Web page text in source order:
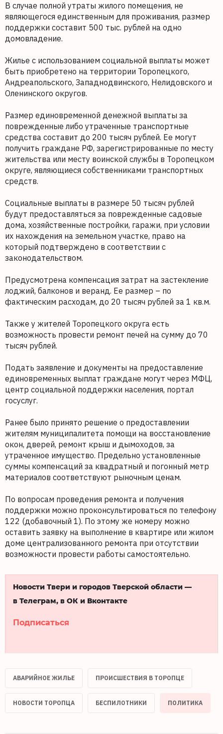
В случае полной утраты жилого помещения, не
являющегося единственным для проживания, размер
поддержки составит 500 тыс. рублей на одно
домовладение.
Жилье с использованием социальной выплаты может
быть приобретено на территории Торопецкого,
Андреапольского, Западнодвинского, Нелидовского и
Оленинского округов.
Размер единовременной денежной выплаты за
поврежденные либо утраченные транспортные
средства составит до 200 тысяч рублей. Ее могут
получить граждане РФ, зарегистрированные по месту
жительства или месту воинской службы в Торопецком
округе, являющиеся собственниками транспортных
средств.
Социальные выплаты в размере 50 тысяч рублей
будут предоставляться за поврежденные садовые
дома, хозяйственные постройки, гаражи, при условии
их нахождения на земельном участке, право на
который подтверждено в соответствии с
законодательством.
Предусмотрена компенсация затрат на застекление
лоджий, балконов и веранд. Ее размер – по
фактическим расходам, до 20 тысяч рублей за 1 кв.м.
Также у жителей Торопецкого округа есть
возможность провести ремонт печей на сумму до 70
тысяч рублей.
Подать заявление и документы на предоставление
единовременных выплат граждане могут через МФЦ,
центр социальной поддержки населения, портал
госуслуг.
Ранее было принято решение о предоставлении
жителям муниципалитета помощи на восстановление
окон, дверей, ремонт крыш и дымоходов, за
утраченное имущество. Предельно установленные
суммы компенсаций за квадратный и погонный метр
материалов соответствуют рыночным ценам.
По вопросам проведения ремонта и получения
поддержки можно проконсультироваться по телефону
122 (добавочный 1). По этому же номеру можно
оставить заявку на выполнение в квартире или жилом
доме централизованного ремонта при отсутствии
возможности провести работы самостоятельно.
Новости Твери и городов Тверской области —
в Телеграм, в ОК и Вконтакте
Подписаться
АВАРИЙНОЕ ЖИЛЬЕ ПРОИСШЕСТВИЯ В ТОРОПЦЕ
НОВОСТИ ТОРОПЦА БЕСПИЛОТНИКИ ПОЛИТИКА